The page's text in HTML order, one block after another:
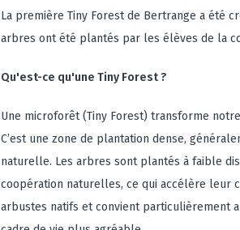
La première Tiny Forest de Bertrange a été
arbres ont été plantés par les élèves de la
Qu'est-ce qu'une Tiny Forest ?
Une microforêt (Tiny Forest) transforme
C’est une zone de plantation dense,
naturelle. Les arbres sont plantés à faible
coopération naturelles, ce qui accélère leur
arbustes natifs et convient particulièrement